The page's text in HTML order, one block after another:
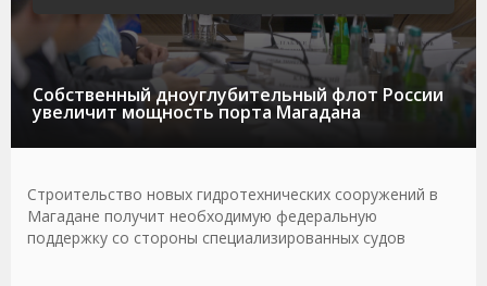
Собственный дноуглубительный флот России
увеличит мощность порта Магадана
Строительство новых гидротехнических сооружений в
Магадане получит необходимую федеральную
поддержку со стороны специализированных судов